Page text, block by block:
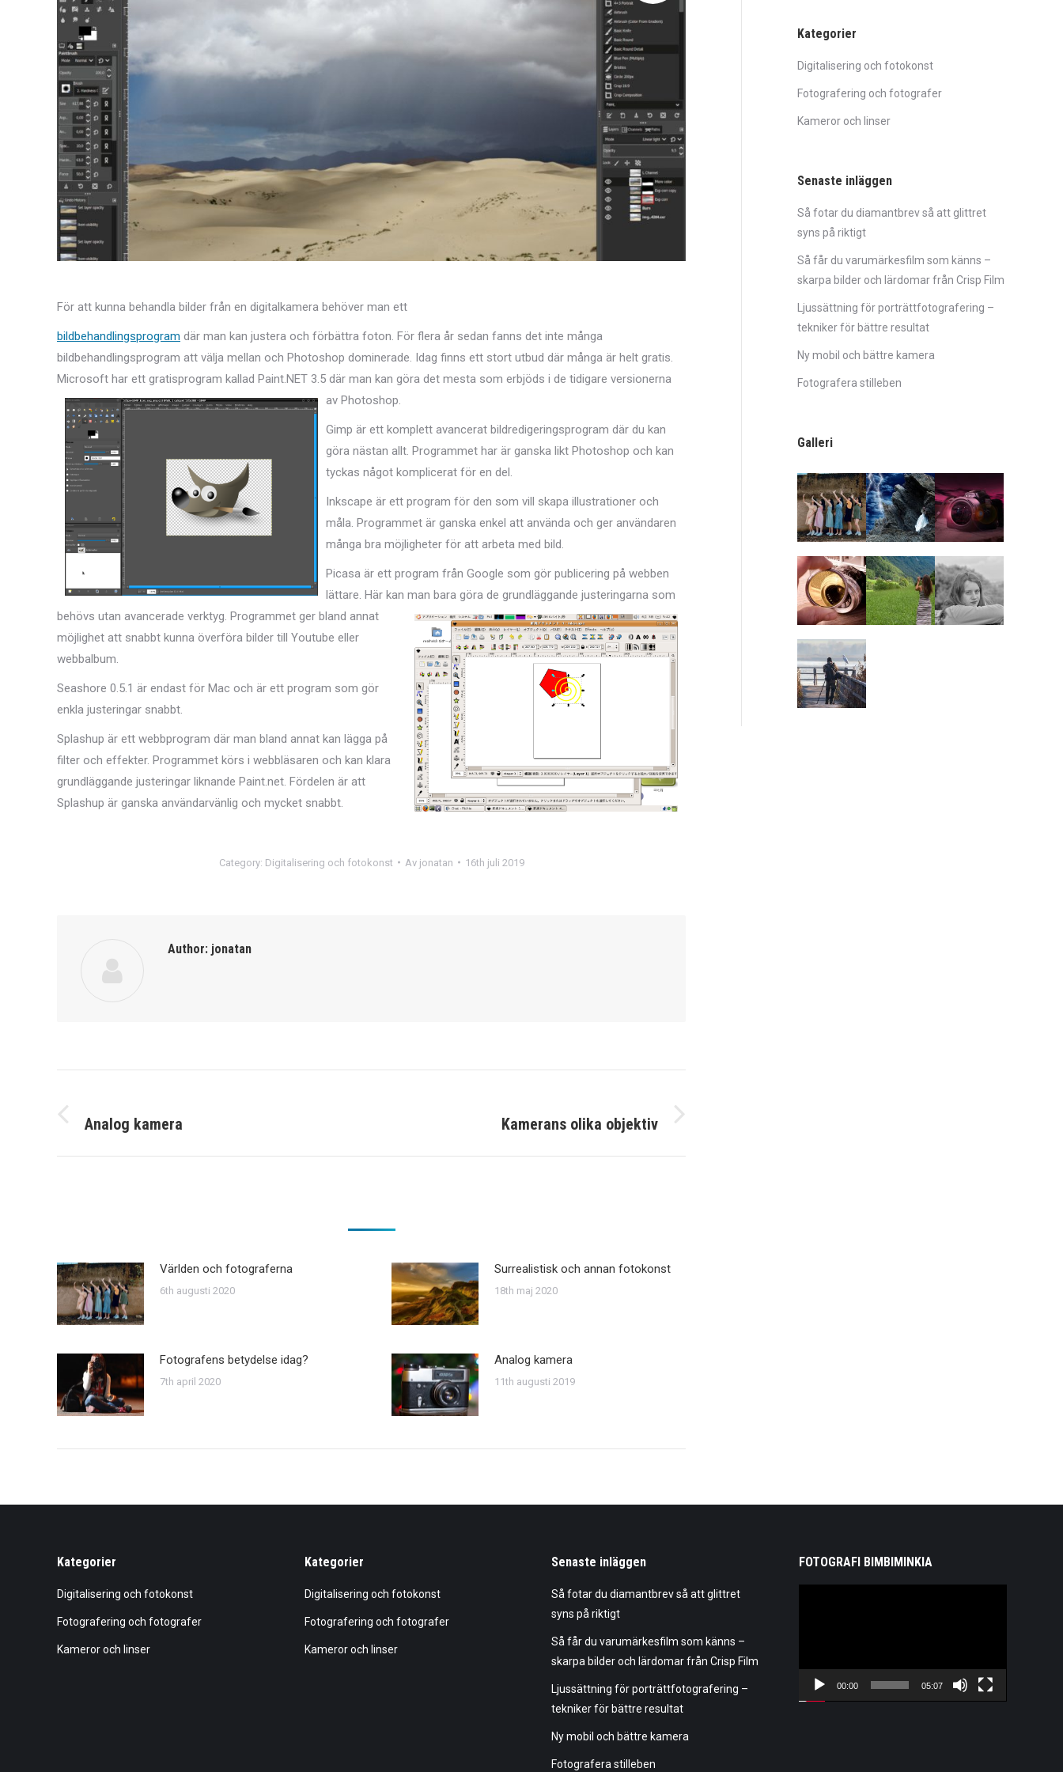
För att kunna behandla bilder från en digitalkamera behöver man ett
bildbehandlingsprogram där man kan justera och förbättra foton. För flera år sedan fanns det inte många
bildbehandlingsprogram att välja mellan och Photoshop dominerade. Idag finns ett stort utbud där många är helt gratis.
Microsoft har ett gratisprogram kallad Paint.NET 3.5 där man kan göra det mesta som erbjöds i de tidigare versionerna
av Photoshop.
Gimp är ett komplett avancerat bildredigeringsprogram där du kan
göra nästan allt. Programmet har är ganska likt Photoshop och kan
tyckas något komplicerat för en del.
Inkscape är ett program för den som vill skapa illustrationer och
måla. Programmet är ganska enkel att använda och ger användaren
många bra möjligheter för att arbeta med bild.
Picasa är ett program från Google som gör publicering på webben
lättare. Här kan man bara göra de grundläggande justeringarna som
behövs utan avancerade verktyg. Programmet ger bland annat
möjlighet att snabbt kunna överföra bilder till Youtube eller
webbalbum.
Seashore 0.5.1 är endast för Mac och är ett program som gör
enkla justeringar snabbt.
Splashup är ett webbprogram där man bland annat kan lägga på
filter och effekter. Programmet körs i webbläsaren och kan klara
grundläggande justeringar liknande Paint.net. Fördelen är att
Splashup är ganska användarvänlig och mycket snabbt.
Category: Digitalisering och fotokonst Av jonatan 16th juli 2019
Author: jonatan
navigation
Previous
Analog kamera Kamerans olika objektiv
Världen och fotograferna
6th augusti 2020
Surrealistisk och annan fotokonst
18th maj 2020
Fotografens betydelse idag?
7th april 2020
Analog kamera
11th augusti 2019
Kategorier
Digitalisering och fotokonst
Fotografering och fotografer
Kameror och linser
Senaste inläggen
Så fotar du diamantbrev så att glittret
syns på riktigt
Så får du varumärkesfilm som känns –
skarpa bilder och lärdomar från Crisp Film
Ljussättning för porträttfotografering –
tekniker för bättre resultat
Ny mobil och bättre kamera
Fotografera stilleben
Galleri
Kategorier
Digitalisering och fotokonst
Fotografering och fotografer
Kameror och linser
Kategorier
Digitalisering och fotokonst
Fotografering och fotografer
Kameror och linser
Senaste inläggen
Så fotar du diamantbrev så att glittret
syns på riktigt
Så får du varumärkesfilm som känns –
skarpa bilder och lärdomar från Crisp Film
Ljussättning för porträttfotografering –
tekniker för bättre resultat
Ny mobil och bättre kamera
Fotografera stilleben
FOTOGRAFI BIMBIMINKIA
00:00 05:07